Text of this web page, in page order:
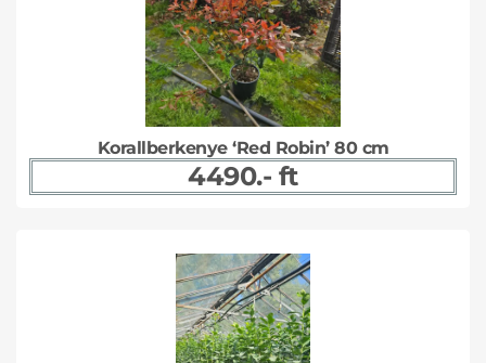
Korallberkenye ‘Red Robin’ 80 cm
4490.- ft